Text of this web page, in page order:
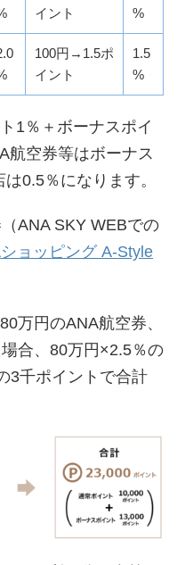
イント
%
100円→1.5ポ
イント
1.5
%
1％＋ボーナスポイ
航空券等はボーナス
0.5％になります。
ANA SKY WEBでの
ョッピング A-Style
万円のANA航空券、
合、80万円×2.5％の
3千ポイントで合計